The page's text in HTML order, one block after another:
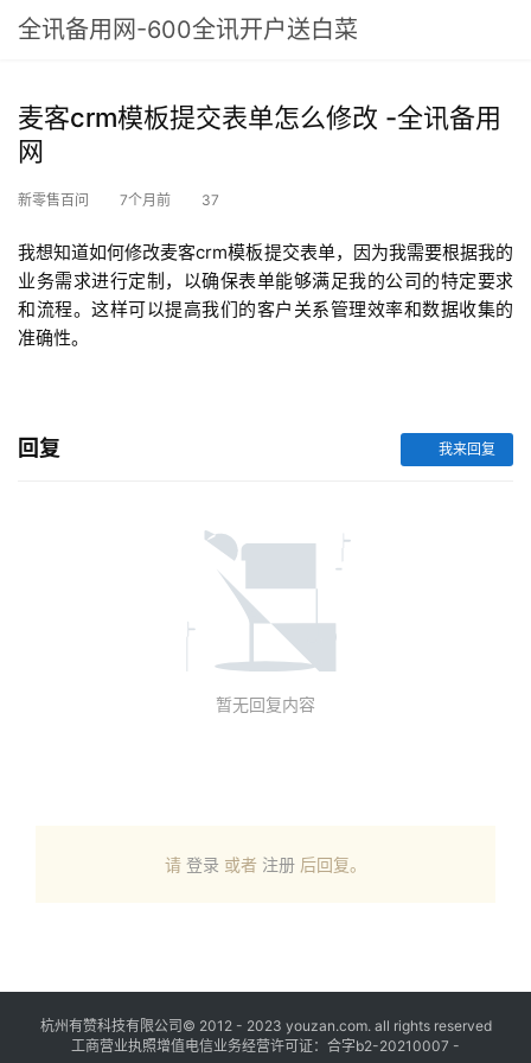
全讯备用网-600全讯开户送白菜
麦客crm模板提交表单怎么修改 -全讯备用
网
新零售百问 7个月前 37
我想知道如何修改麦客crm模板提交表单，因为我需要根据我的
业务需求进行定制，以确保表单能够满足我的公司的特定要求
和流程。这样可以提高我们的客户关系管理效率和数据收集的
准确性。
回复 我来回复
暂无回复内容
请 登录 或者 注册 后回复。
杭州有赞科技有限公司© 2012 - 2023 youzan.com. all rights reserved
工商营业执照增值电信业务经营许可证：合字b2-20210007 -